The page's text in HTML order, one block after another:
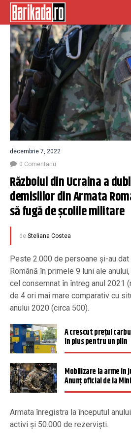
decembrie 7, 2022
0 Comentariu
Războiul din Ucraina a
demisiilor din Armata
să fugă de școlile militare
de Steliana Costea
Peste 2.000 de persoane şi-au
Română în primele 9 luni ale
cel consemnat în întreg anul 2021
de 4 ori mai mare comparativ cu
anului 2020 (circa 500).
A crescut prețul
în plus pentru un plin
Mobilizare la arme în
Anunț oficial de la
Armata înregistra la începutul
activi şi 50.000 de rezervişti.